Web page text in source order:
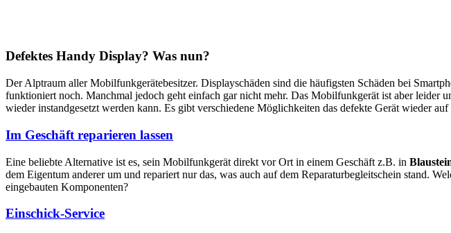
Defektes Handy Display? Was nun?
Der Alptraum aller Mobilfunkgerätebesitzer. Displayschäden sind die häufigsten Schäden bei
funktioniert noch. Manchmal jedoch geht einfach gar nicht mehr. Das Mobilfunkgerät ist aber leider
wieder instandgesetzt werden kann. Es gibt verschiedene Möglichkeiten das defekte Gerät wieder
Im Geschäft reparieren lassen
Eine beliebte Alternative ist es, sein Mobilfunkgerät direkt vor Ort in einem Geschäft z.B. in
dem Eigentum anderer um und repariert nur das, was auch auf dem Reparaturbegleitschein stand.
eingebauten Komponenten?
Einschick-Service